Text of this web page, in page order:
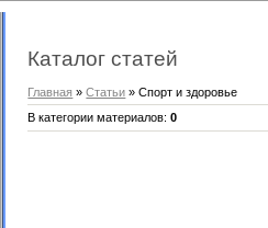
Каталог статей
Главная »Статьи » Спорт и здоровье
В категории материалов:0